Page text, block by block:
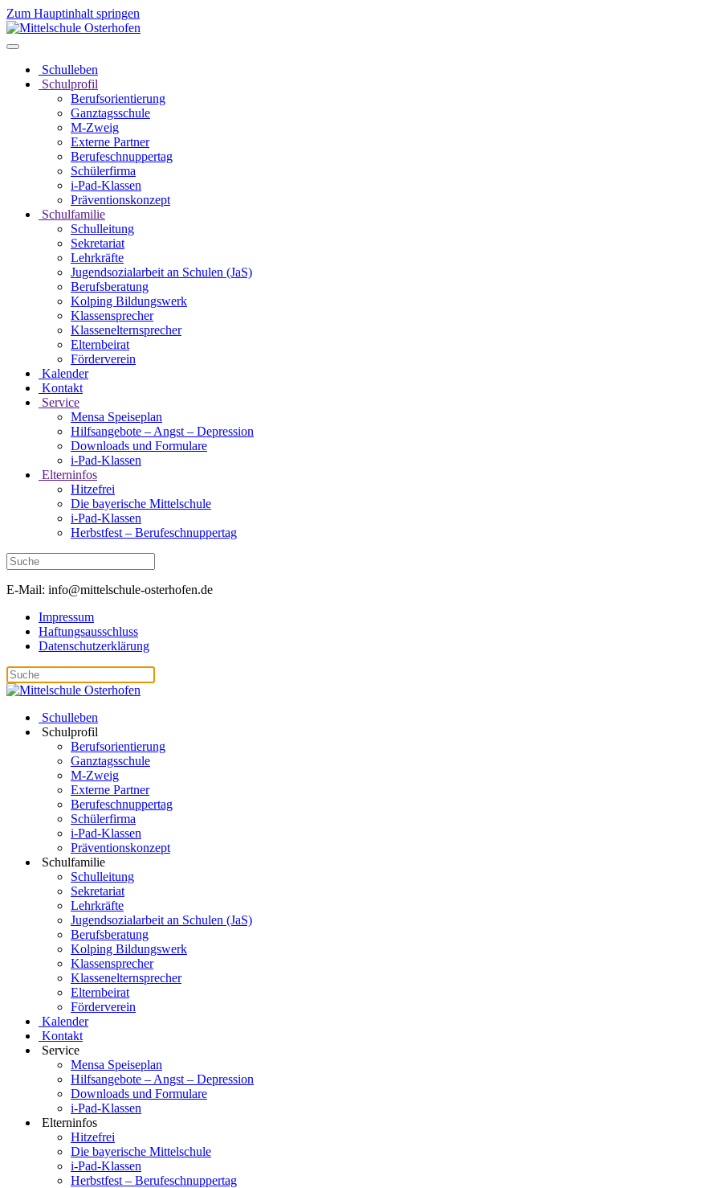
Zum Hauptinhalt springen
Schulleben
Schulprofil
Berufsorientierung
Ganztagsschule
M-Zweig
Externe Partner
Berufeschnuppertag
Schülerfirma
i-Pad-Klassen
Präventionskonzept
Schulfamilie
Schulleitung
Sekretariat
Lehrkräfte
Jugendsozialarbeit an Schulen (JaS)
Berufsberatung
Kolping Bildungswerk
Klassensprecher
Klassenelternsprecher
Elternbeirat
Förderverein
Kalender
Kontakt
Service
Mensa Speiseplan
Hilfsangebote – Angst – Depression
Downloads und Formulare
i-Pad-Klassen
Elterninfos
Hitzefrei
Die bayerische Mittelschule
i-Pad-Klassen
Herbstfest – Berufeschnuppertag
E-Mail: info@mittelschule-osterhofen.de
Impressum
Haftungsausschluss
Datenschutzerklärung
Schulleben
Schulprofil
Berufsorientierung
Ganztagsschule
M-Zweig
Externe Partner
Berufeschnuppertag
Schülerfirma
i-Pad-Klassen
Präventionskonzept
Schulfamilie
Schulleitung
Sekretariat
Lehrkräfte
Jugendsozialarbeit an Schulen (JaS)
Berufsberatung
Kolping Bildungswerk
Klassensprecher
Klassenelternsprecher
Elternbeirat
Förderverein
Kalender
Kontakt
Service
Mensa Speiseplan
Hilfsangebote – Angst – Depression
Downloads und Formulare
i-Pad-Klassen
Elterninfos
Hitzefrei
Die bayerische Mittelschule
i-Pad-Klassen
Herbstfest – Berufeschnuppertag